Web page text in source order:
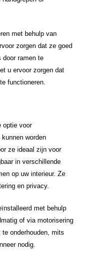
met behulp van
zorgen dat ze goed
door ramen te
u ervoor zorgen dat
functioneren.
optie voor
worden
ze ideaal zijn voor
in verschillende
op uw interieur. Ze
en privacy.
met behulp
of via motorisering
onderhouden, mits
nodig.